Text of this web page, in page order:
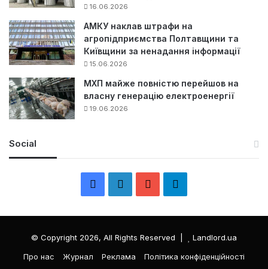
16.06.2026
АМКУ наклав штрафи на
агропідприємства Полтавщини та
Київщини за ненадання інформації
15.06.2026
МХП майже повністю перейшов на
власну генерацію електроенергії
19.06.2026
Social
e
k
T
л
е
© Copyright 2026, All Rights Reserved |
Landlord.ua
Про нас
Журнал Реклама Політика конфіденційності